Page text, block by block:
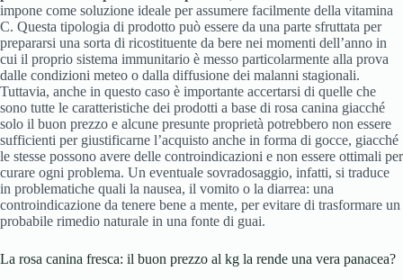
impone come soluzione ideale per assumere facilmente della vitamina
C. Questa tipologia di prodotto può essere da una parte sfruttata per
prepararsi una sorta di ricostituente da bere nei momenti dell’anno in
cui il proprio sistema immunitario è messo particolarmente alla prova
dalle condizioni meteo o dalla diffusione dei malanni stagionali.
Tuttavia, anche in questo caso è importante accertarsi di quelle che
sono tutte le caratteristiche dei prodotti a base di rosa canina giacché
solo il buon prezzo e alcune presunte proprietà potrebbero non essere
sufficienti per giustificarne l’acquisto anche in forma di gocce, giacché
le stesse possono avere delle controindicazioni e non essere ottimali per
curare ogni problema. Un eventuale sovradosaggio, infatti, si traduce
in problematiche quali la nausea, il vomito o la diarrea: una
controindicazione da tenere bene a mente, per evitare di trasformare un
probabile rimedio naturale in una fonte di guai.
La rosa canina fresca: il buon prezzo al kg la rende una vera panacea?